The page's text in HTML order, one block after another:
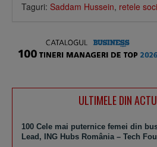
Taguri: Saddam Hussein, retele
ULTIMELE DIN
100 Cele mai puternice femei din
Lead, ING Hubs România – Tech